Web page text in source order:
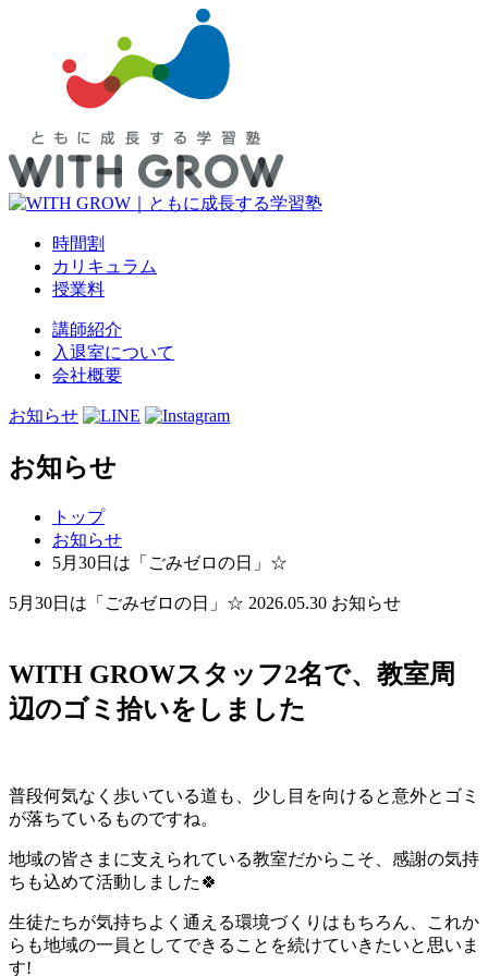
時間割
カリキュラム
授業料
講師紹介
入退室について
会社概要
お知らせ
お知らせ
トップ
お知らせ
5月30日は「ごみゼロの日」☆
5月30日は「ごみゼロの日」☆ 2026.05.30 お知らせ
WITH GROWスタッフ2名で、教室周
辺のゴミ拾いをしました
普段何気なく歩いている道も、少し目を向けると意外とゴミ
が落ちているものですね。
地域の皆さまに支えられている教室だからこそ、感謝の気持
ちも込めて活動しました🍀
生徒たちが気持ちよく通える環境づくりはもちろん、これか
らも地域の一員としてできることを続けていきたいと思いま
す!